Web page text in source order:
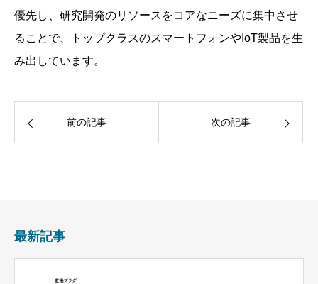
優先し、研究開発のリソースをコアなニーズに集中させ
ることで、トップクラスのスマートフォンやIoT製品を生
み出しています。
前の記事 次の記事
最新記事